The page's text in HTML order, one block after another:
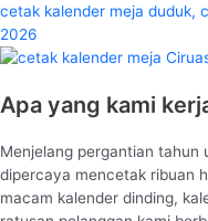
Apa yang kami
Menjelang pergantian tahun
dipercaya mencetak ribuan
macam kalender dinding,